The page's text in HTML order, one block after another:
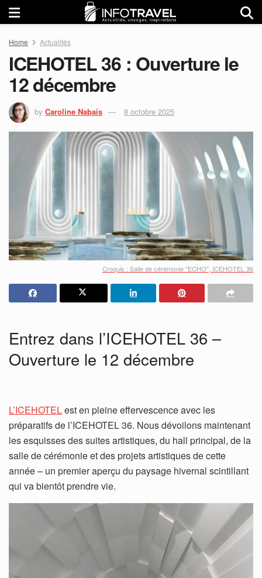
Home Actualités
ICEHOTEL 36 : Ouverture le
12 décembre
by Caroline Nabais 8 octobre 2025
Croquis : Salle de cérémonie "ECHO", ICEHOTEL 36
Entrez dans l’ICEHOTEL 36 –
Ouverture le 12 décembre
L’ICEHOTELest en pleine effervescence avec les
préparatifs de l’ICEHOTEL 36. Nous dévoilons maintenant
les esquisses des suites artistiques, du hall principal, de la
salle de cérémonie et des projets artistiques de cette
année – un premier aperçu du paysage hivernal scintillant
qui va bientôt prendre vie.